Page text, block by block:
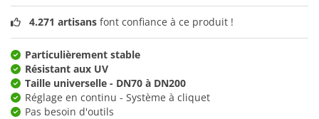
4.271 artisans font confiance à ce produit !
Particulièrement stable
Résistant aux UV
Taille universelle - DN70 à DN200
Réglage en continu - Système à cliquet
Pas besoin d'outils